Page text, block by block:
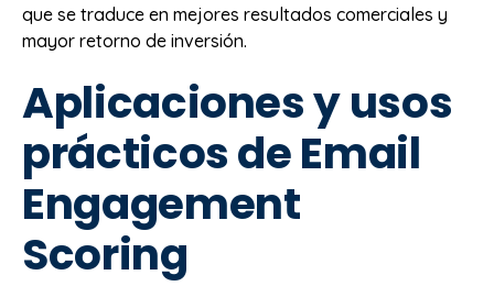
que se traduce en mejores resultados comerciales y
mayor retorno de inversión.
Aplicaciones y usos
prácticos de Email
Engagement
Scoring